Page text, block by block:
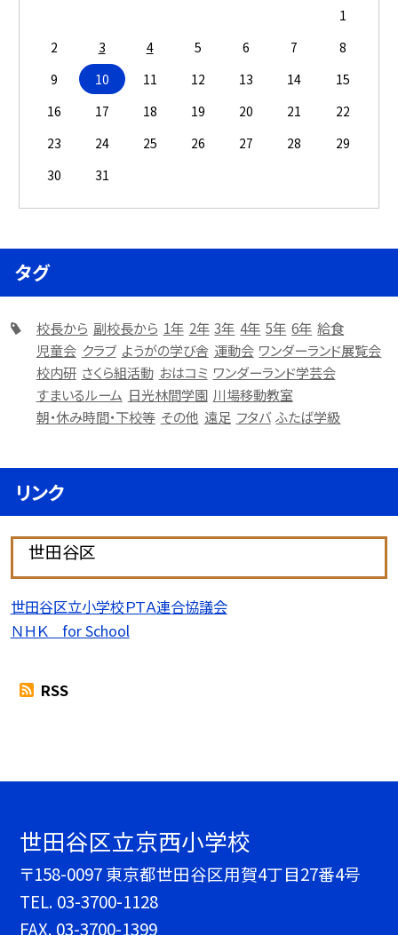
1
2
3 4 5 6 7
8
9
10 11 12 13 14
15
16
17 18 19 20 21
22
23
24 25 26 27 28
29
30
31
タグ
校長から 副校長から 1年 2年 3年 4年 5年 6年 給食
児童会 クラブ ようがの学び舎 運動会 ワンダーランド展覧会
校内研 さくら組活動 おはコミ ワンダーランド学芸会
すまいるルーム 日光林間学園 川場移動教室
朝・休み時間・下校等 その他 遠足 フタバ ふたば学級
リンク
世田谷区
世田谷区立小学校ＰＴＡ連合協議会
ＮＨＫ for School
RSS
世田谷区立京西小学校
〒158-0097 東京都世田谷区用賀4丁目27番4号
TEL. 03-3700-1128
FAX. 03-3700-1399